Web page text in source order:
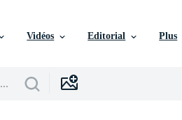
Vidéos Editorial Plus